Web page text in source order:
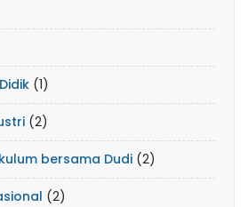
(1)
(2)
bersama Dudi (2)
(2)